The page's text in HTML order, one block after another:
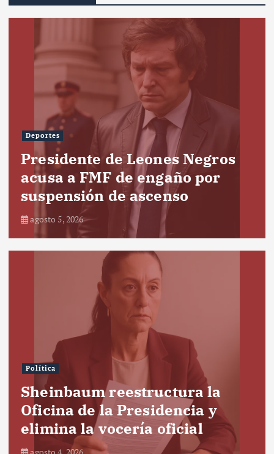
Deportes
Presidente de Leones Negros
acusa a FMF de engaño por
suspensión de ascenso
agosto 5, 2026
Política
Sheinbaum reestructura la
Oficina de la Presidencia y
elimina la vocería oficial